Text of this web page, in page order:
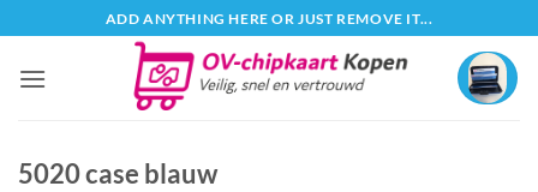
naar
inhoud
ADD ANYTHING HERE OR JUST REMOVE IT...
5020 case blauw